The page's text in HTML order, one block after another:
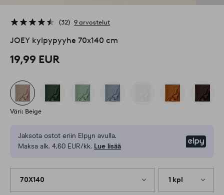
32 9 arvostelut
JOEY kylpypyyhe 70x140 cm
19,99 EUR
Väri: Beige
Jaksota ostot eriin Elpyn avulla.
Maksa alk. 4,60 EUR/kk. Lue lisää
70X140 1 kpl